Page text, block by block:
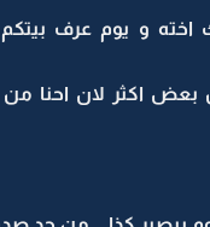
و يوم عرف
اكثر لان احنا من